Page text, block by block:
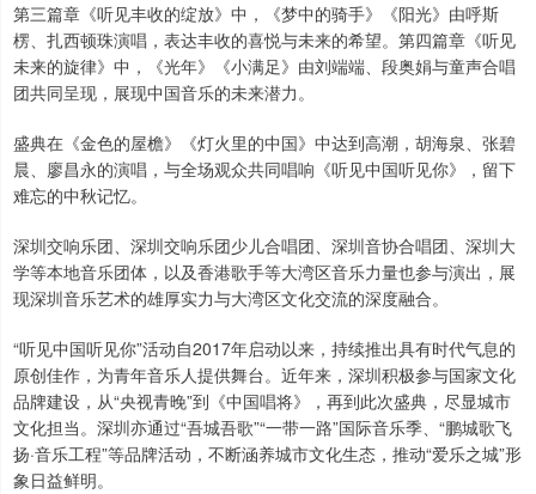
第三篇章《听见丰收的绽放》中，《梦中的骑手》《阳光》由呼斯
楞、扎西顿珠演唱，表达丰收的喜悦与未来的希望。第四篇章《听见
未来的旋律》中，《光年》《小满足》由刘端端、段奥娟与童声合唱
团共同呈现，展现中国音乐的未来潜力。
盛典在《金色的屋檐》《灯火里的中国》中达到高潮，胡海泉、张碧
晨、廖昌永的演唱，与全场观众共同唱响《听见中国听见你》，留下
难忘的中秋记忆。
深圳交响乐团、深圳交响乐团少儿合唱团、深圳音协合唱团、深圳大
学等本地音乐团体，以及香港歌手等大湾区音乐力量也参与演出，展
现深圳音乐艺术的雄厚实力与大湾区文化交流的深度融合。
“听见中国听见你”活动自2017年启动以来，持续推出具有时代气息的
原创佳作，为青年音乐人提供舞台。近年来，深圳积极参与国家文化
品牌建设，从“央视青晚”到《中国唱将》，再到此次盛典，尽显城市
文化担当。深圳亦通过“吾城吾歌”“一带一路”国际音乐季、“鹏城歌飞
扬·音乐工程”等品牌活动，不断涵养城市文化生态，推动“爱乐之城”形
象日益鲜明。